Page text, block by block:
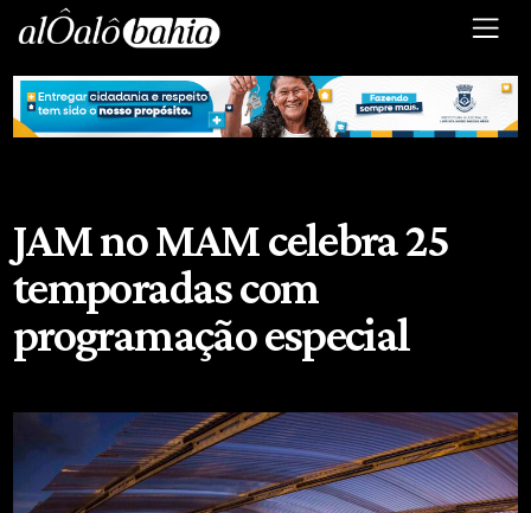
JAM no MAM celebra 25
temporadas com
programação especial